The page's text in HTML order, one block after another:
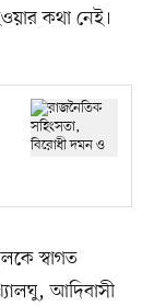
কথা নেই।
স্বাগত
আদিবাসী